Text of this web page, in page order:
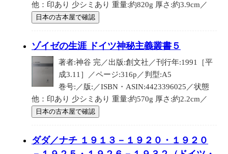
他：印あり 少シミあり 重量:約820g 厚さ:約3.9cm／
日本の古本屋で確認
ゾイゼの生涯 ドイツ神秘主義叢書５
著者:神谷 完／出版:創文社／刊行年:1991［平
成3.11］／ページ:316p／判型:A5
巻号:／版:／ISBN・ASIN:4423396025／状態
他：印あり 少シミあり 重量:約570g 厚さ:約2.2cm／
日本の古本屋で確認
ダダ／ナチ １９１３－１９２０・１９２０